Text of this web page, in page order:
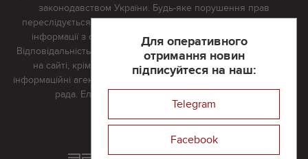
Для оперативного
отримання новин
підписуйтеся на наш:
Telegram
Facebook
законодавством України. Будь-яке порушення прав
переслідується в судовому порядку. Будь-яке відтворення
інформації з сайту тільки з письмово дозволу редакції.
Відповідальність за достовірність усіх матеріалів, розміщених
на сайті, крім матеріалів, які містять посилання на інші
інформаційні агентства або інтернет-видання, несе редакційна
рада. Електронна пошта:
Реклама на сайті
Розроблений та підтримується